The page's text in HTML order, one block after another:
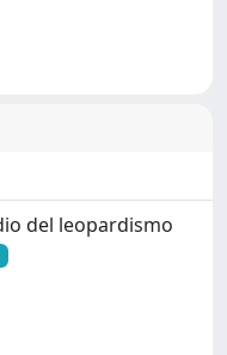
del leopardismo